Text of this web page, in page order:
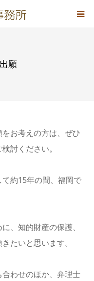
願
お考えの方は、ぜひ
討ください。
約15年の間、福岡で
、知的財産の保護、
たいと思います。
わせのほか、弁理士